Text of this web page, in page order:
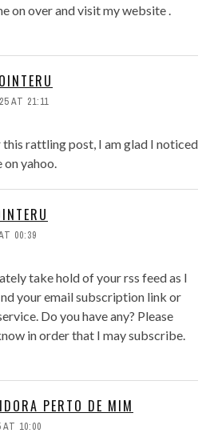
on over and visit my website .
AT 21:11
this rattling post, I am glad I noticed
yahoo.
00:39
take hold of your rss feed as I
your email subscription link or
Do you have any? Please
in order that I may subscribe.
PERTO DE MIM
AT 10:00